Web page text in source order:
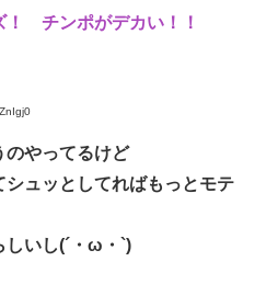
！ チンポがデカい！！
のやってるけど
シュッとしてればもっとモテ
しいし(´・ω・`)